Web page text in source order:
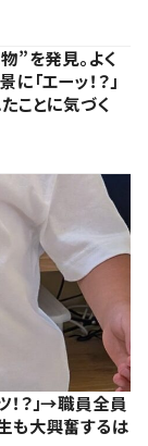
”を発見。よく
「エーッ！？」
たことに気づく
？」→職員全員
も大興奮するは